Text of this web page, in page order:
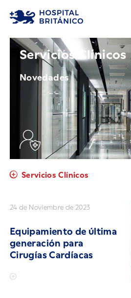
Servicios Clínicos
Novedades
Servicios Clínicos
24 de Noviembre de 2023
Equipamiento de última
generación para
Cirugías Cardíacas